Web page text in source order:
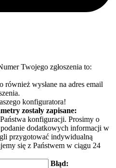
Twojego zgłoszenia to:
również wysłane na adres email
konfiguratora!
zostały zapisane:
konfiguracji. Prosimy o
dodatkowych informacji w
przygotować indywidualną
się z Państwem w ciągu 24
Błąd: